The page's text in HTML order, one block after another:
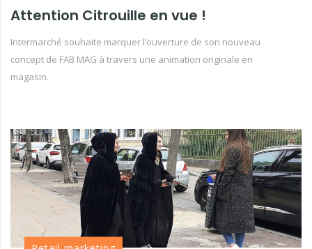
Attention Citrouille en vue !
Intermarché souhaite marquer l’ouverture de son nouveau
concept de FAB MAG à travers une animation originale en
magasin.